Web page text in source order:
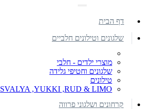
דף הבית
שלגונים וטילונים חלביים
מוצרי ילדים - חלבי
שלגונים וחטיפי גלידה
טילונים
SVALYA ,YUKKI ,RUD & LIMO
קרחונים ושלגוני פרווה